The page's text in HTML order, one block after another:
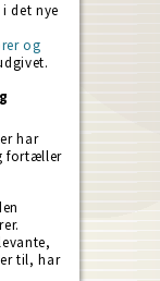
det nye
og
har
fortæller
til, har